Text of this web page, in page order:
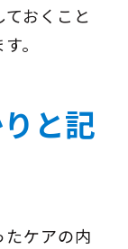
おくこと
。
と記
たケアの内